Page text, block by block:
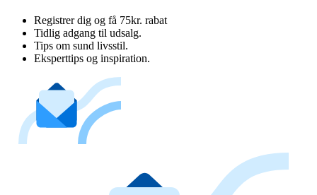
Registrer dig og få 75kr. rabat
Tidlig adgang til udsalg.
Tips om sund livsstil.
Eksperttips og inspiration.